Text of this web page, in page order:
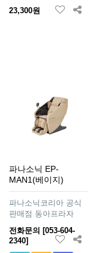
23,300원
파나소닉 EP-
MAN1(베이지)
파나소닉코리아 공식
판매점 동아프라자
전화문의 [053-604-
2340]